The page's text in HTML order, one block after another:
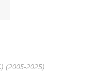
(2005-2025)